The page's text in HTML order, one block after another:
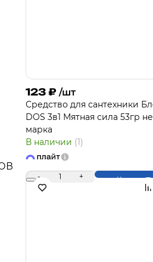
123 ₽ /шт
Средство для сантехники
DOS 3в1 Мятная сила 53гр не
марка
В наличии (1)
- 1 + Купить